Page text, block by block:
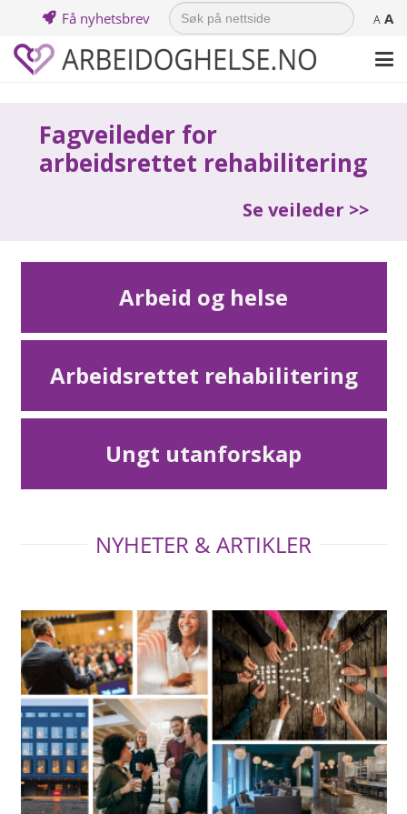
Få nyhetsbrev
Search
for: A A
Fagveileder for
arbeidsrettet rehabilitering
Se veileder >>
Arbeid og helse
Arbeidsrettet rehabilitering
Ungt utanforskap
NYHETER & ARTIKLER